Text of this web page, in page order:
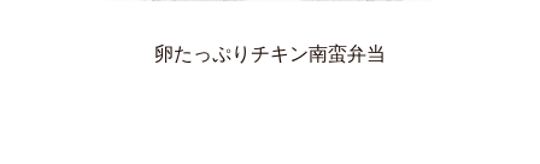
卵たっぷりチキン南蛮弁当